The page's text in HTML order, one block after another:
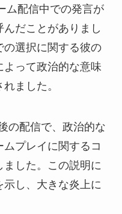
ム配信中での発言が
だことがありまし
の選択に関する彼の
よって政治的な意味
ました。
の配信で、政治的な
プレイに関するコ
ました。この説明に
示し、大きな炎上に